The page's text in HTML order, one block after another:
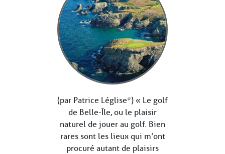
(par Patrice Léglise*) « Le golf
de Belle-Île, ou le plaisir
naturel de jouer au golf. Bien
rares sont les lieux qui m’ont
procuré autant de plaisirs